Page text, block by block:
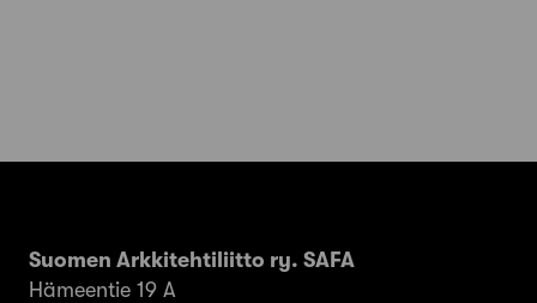
Suomen Arkkitehtiliitto ry. SAFA
Hämeentie 19 A